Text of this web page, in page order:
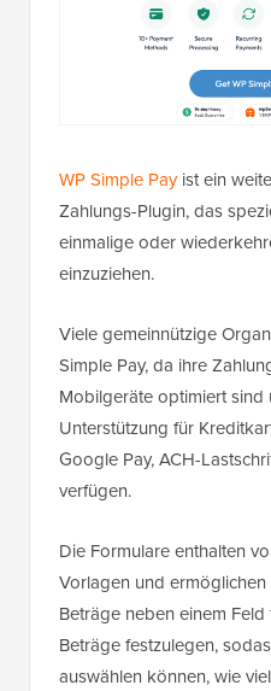
WP Simple Payist ein
Zahlungs-Plugin, das
einmalige oder
einzuziehen.
Viele gemeinnützige
Simple Pay, da ihre
Mobilgeräte optimiert
Unterstützung für
Google Pay, ACH-
verfügen.
Die Formulare enthalten
Vorlagen und
Beträge neben einem
Beträge festzulegen,
auswählen können, wie